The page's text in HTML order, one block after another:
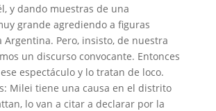
y dando muestras de una
grande agrediendo a figuras
Argentina. Pero, insisto, de nuestra
un discurso convocante. Entonces
espectáculo y lo tratan de loco.
Milei tiene una causa en el distrito
lo van a citar a declarar por la